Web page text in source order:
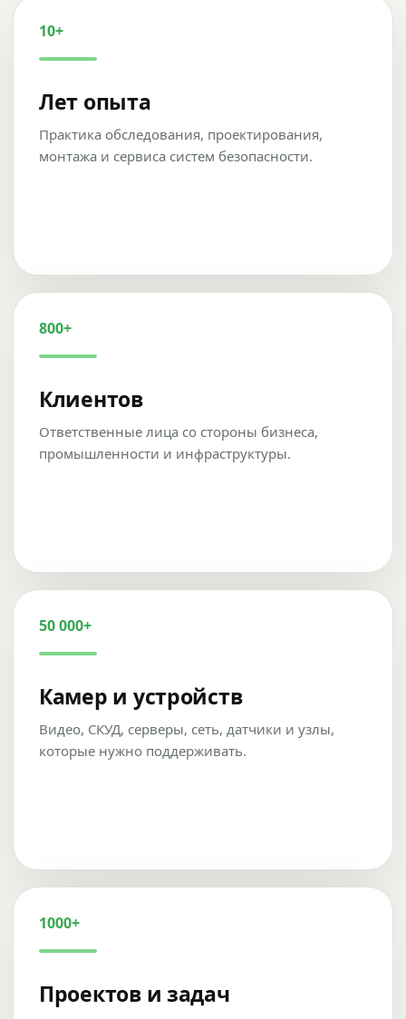
10+
Лет опыта
Практика обследования, проектирования,
монтажа и сервиса систем безопасности.
800+
Клиентов
Ответственные лица со стороны бизнеса,
промышленности и инфраструктуры.
50 000+
Камер и устройств
Видео, СКУД, серверы, сеть, датчики и узлы,
которые нужно поддерживать.
1000+
Проектов и задач